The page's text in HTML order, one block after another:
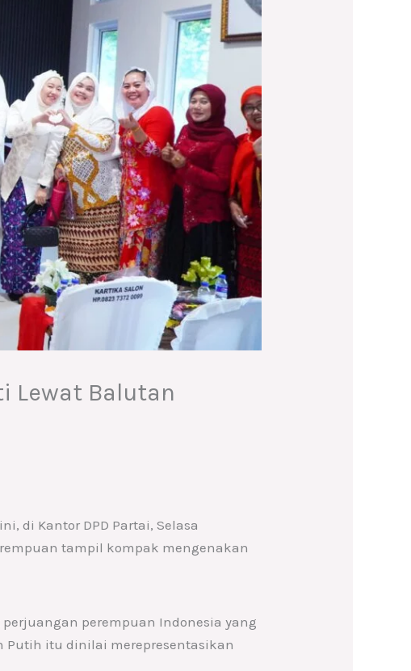
Lewat Balutan
di Kantor DPD Partai, Selasa
tampil kompak mengenakan
perempuan Indonesia yang
Putih itu dinilai merepresentasikan